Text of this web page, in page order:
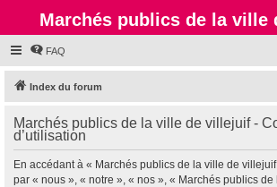
Marchés publics de la ville
FAQ
Index du forum
Marchés publics de la ville de villejuif -
d’utilisation
En accédant à « Marchés publics de la ville de
par « nous », « notre », « nos », « Marchés publics